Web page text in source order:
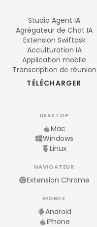
Studio Agent IA
Agrégateur de Chat IA
Extension Swiftask
Acculturation IA
Application mobile
Transcription de réunion
TÉLÉCHARGER
DESKTOP
Mac
Windows
Linux
NAVIGATEUR
Extension Chrome
MOBILE
Android
iPhone